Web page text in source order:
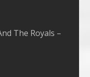
The Royals –